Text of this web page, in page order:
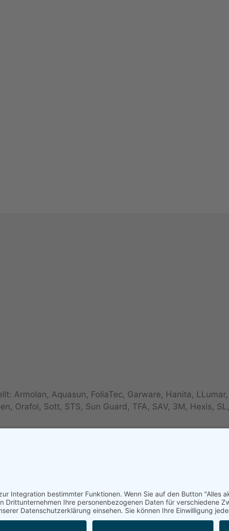
Armolan, Aquasun, FoliaTec, Garware, Hanita, LLumar,
Orafol, Sott, STS, Sun Guard, TFA, SAV, 3M, Hexis, SL,
Alu Dark, Pinnacle, Ceramic, Bond, Folia-Tec 7, FT95,
Real Carbon, uvm.